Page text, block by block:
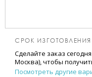
СРОК
Сделайте заказ
Москва), чтобы
Посмотреть другие